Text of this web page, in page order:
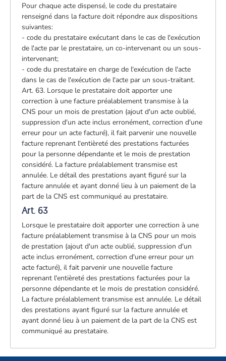
Pour chaque acte dispensé, le code du prestataire
renseigné dans la facture doit répondre aux dispositions
suivantes:
- code du prestataire exécutant dans le cas de l'exécution
de l'acte par le prestataire, un co-intervenant ou un sous-
intervenant;
- code du prestataire en charge de l'exécution de l'acte
dans le cas de l'exécution de l'acte par un sous-traitant.
Art. 63. Lorsque le prestataire doit apporter une
correction à une facture préalablement transmise à la
CNS pour un mois de prestation (ajout d'un acte oublié,
suppression d'un acte inclus erronément, correction d'une
erreur pour un acte facturé), il fait parvenir une nouvelle
facture reprenant l'entièreté des prestations facturées
pour la personne dépendante et le mois de prestation
considéré. La facture préalablement transmise est
annulée. Le détail des prestations ayant figuré sur la
facture annulée et ayant donné lieu à un paiement de la
part de la CNS est communiqué au prestataire.
Art. 63
Lorsque le prestataire doit apporter une correction à une
facture préalablement transmise à la CNS pour un mois
de prestation (ajout d'un acte oublié, suppression d'un
acte inclus erronément, correction d'une erreur pour un
acte facturé), il fait parvenir une nouvelle facture
reprenant l'entièreté des prestations facturées pour la
personne dépendante et le mois de prestation considéré.
La facture préalablement transmise est annulée. Le détail
des prestations ayant figuré sur la facture annulée et
ayant donné lieu à un paiement de la part de la CNS est
communiqué au prestataire.